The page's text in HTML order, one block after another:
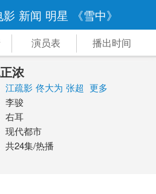
影 新闻 明星 《雪中》
演员表 播出时间
浓
江疏影 佟大为 张超 更多
李骏
右耳
现代都市
共24集/热播